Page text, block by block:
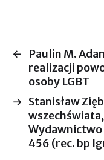
←
Paulin M.
realizacji
osoby LGBT
→ Stanisław
Wydawnictwo
456 (rec. bp